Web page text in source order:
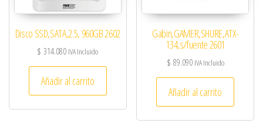
Disco SSD,SATA,2.5, 960GB 2602
$ 314.080 IVA Incluido
Añadir al carrito
Gabin,GAMER,SHURE,ATX-
134,s/fuente 2601
$ 89.090 IVA Incluido
Añadir al carrito